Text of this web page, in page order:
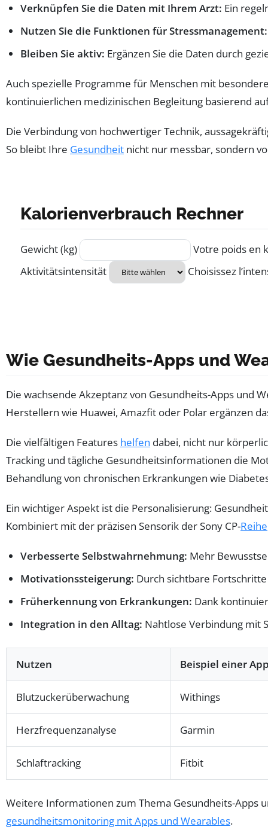
Verknüpfen Sie die Daten mit Ihrem Arzt: Ein
Nutzen Sie die Funktionen für Stressmanagement:
Bleiben Sie aktiv: Ergänzen Sie die Daten durch
Auch spezielle Programme für Menschen mit
kontinuierlichen medizinischen Begleitung basierend
Die Verbindung von hochwertiger Technik,
So bleibt Ihre Gesundheit nicht nur messbar, sondern
Kalorienverbrauch Rechner
Formulaire pour calculer le nombre de calories
Gewicht (kg)
Votre poids en
Aktivitätsintensität
Choisissez
Wie Gesundheits-Apps und
Die wachsende Akzeptanz von Gesundheits-Apps und
Herstellern wie Huawei, Amazfit oder Polar ergänzen
Die vielfältigen Features helfen dabei, nicht nur
Tracking und tägliche Gesundheitsinformationen die
Behandlung von chronischen Erkrankungen wie
Ein wichtiger Aspekt ist die Personalisierung:
Kombiniert mit der präzisen Sensorik der Sony CP-Reihe
Verbesserte Selbstwahrnehmung: Mehr
Motivationssteigerung: Durch sichtbare
Früherkennung von Erkrankungen: Dank
Integration in den Alltag: Nahtlose Verbindung mit
Nutzen Beispiel einer
Blutzuckerüberwachung Withings
Herzfrequenzanalyse Garmin
Schlaftracking Fitbit
Weitere Informationen zum Thema Gesundheits-Apps
gesundheitsmonitoring mit Apps und Wearables.